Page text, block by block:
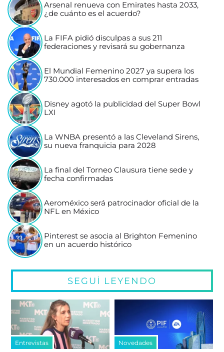
Arsenal renueva con Emirates hasta 2033,
¿de cuánto es el acuerdo?
La FIFA pidió disculpas a sus 211
federaciones y revisará su gobernanza
El Mundial Femenino 2027 ya supera los
730.000 interesados en comprar entradas
Disney agotó la publicidad del Super Bowl
LXI
La WNBA presentó a las Cleveland Sirens,
su nueva franquicia para 2028
La final del Torneo Clausura tiene sede y
fecha confirmadas
Aeroméxico será patrocinador oficial de la
NFL en México
Pinterest se asocia al Brighton Femenino
en un acuerdo histórico
SEGUÍ LEYENDO
Entrevistas Novedades